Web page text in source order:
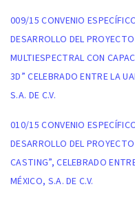
009/15 CONVENIO
DESARROLLO DEL
MULTIESPECTRAL CON
3D” CELEBRADO ENTRE LA
S.A. DE C.V.
010/15 CONVENIO
DESARROLLO DEL
CASTING”, CELEBRADO
MÉXICO, S.A. DE C.V.